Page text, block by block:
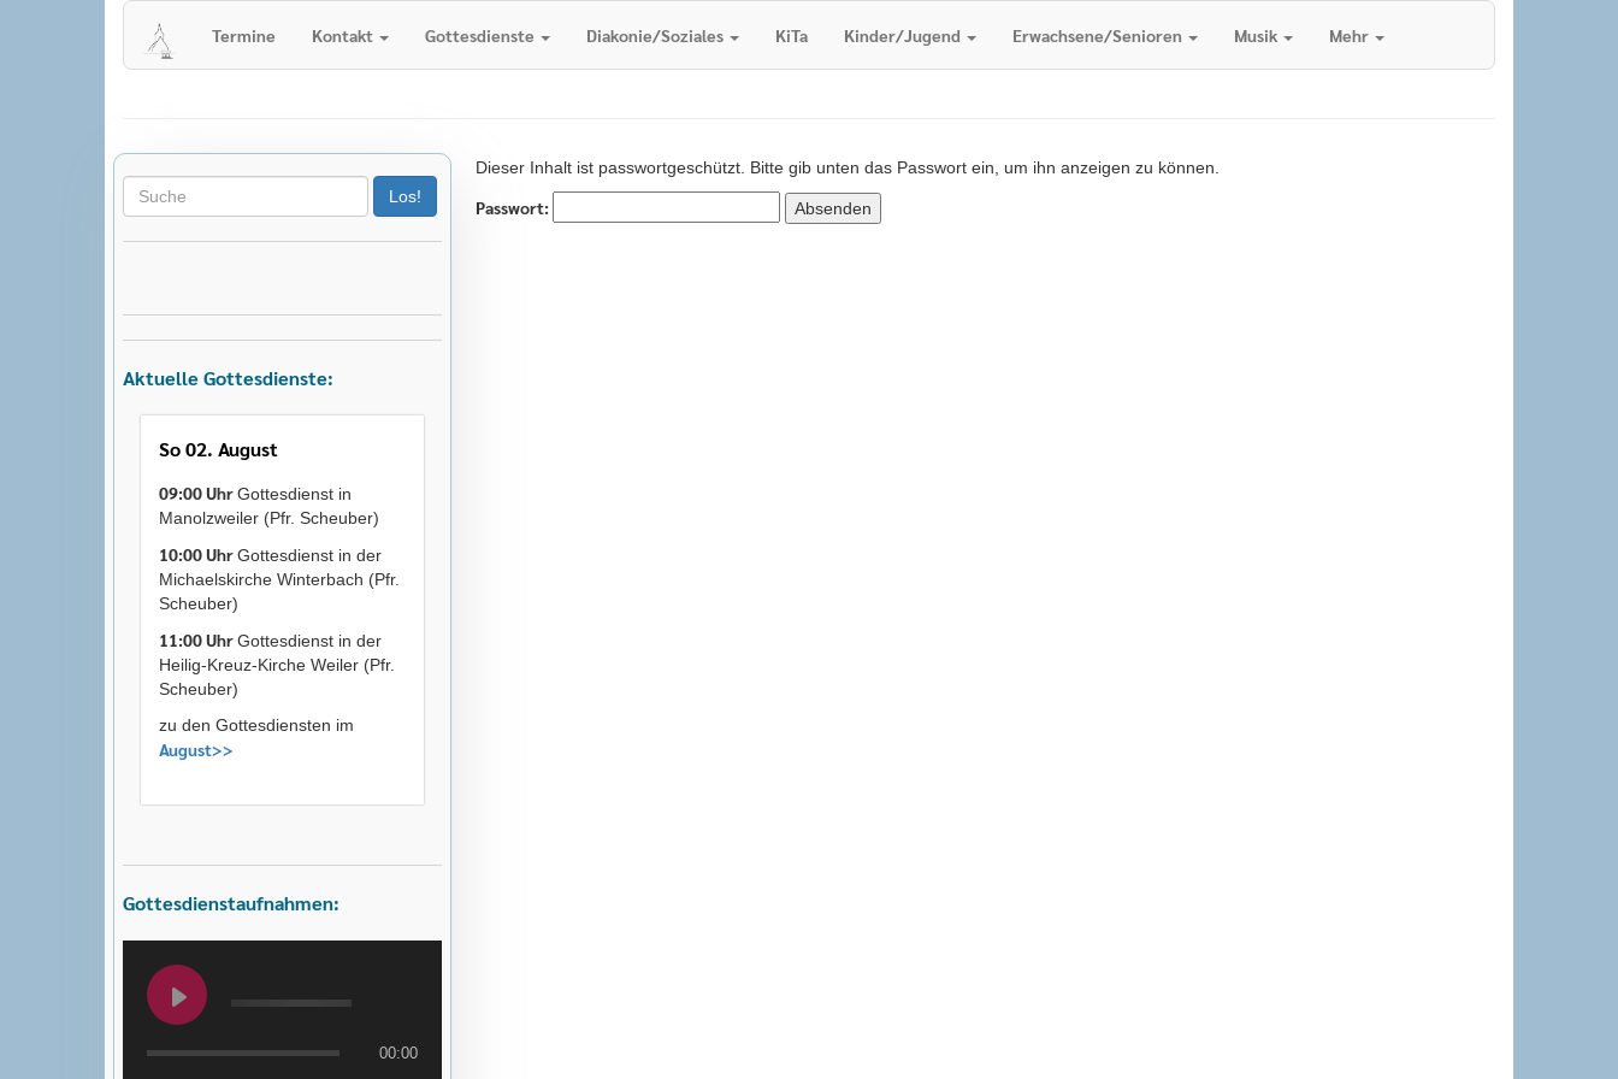
Termine Kontakt Gottesdienste Diakonie/Soziales KiTa Kinder/Jugend Erwachsene/Senioren Musik Mehr
Herzlich Willkommen auf der Homepage
der evangelischen Kirchengemeinde Winterbach!
Aktuelle Gottesdienste:
So 02. August
09:00 UhrGottesdienst in
Manolzweiler (Pfr. Scheuber)
10:00 UhrGottesdienst in der
Michaelskirche Winterbach (Pfr.
Scheuber)
11:00 UhrGottesdienst in der
Heilig-Kreuz-Kirche Weiler (Pfr.
Scheuber)
zu den Gottesdiensten im
August>>
Gottesdienstaufnahmen:
00:00
Dieser Inhalt ist passwortgeschützt. Bitte gib unten das Passwort ein, um ihn anzeigen zu können.
Passwort: